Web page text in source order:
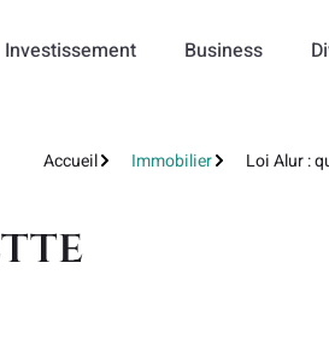
Investissement Business
Accueil Immobilier Loi Alur :